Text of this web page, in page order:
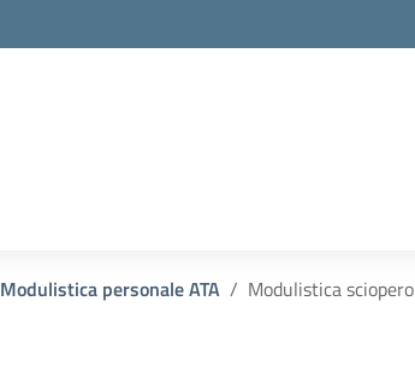
Modulistica personale ATA Modulistica sciopero